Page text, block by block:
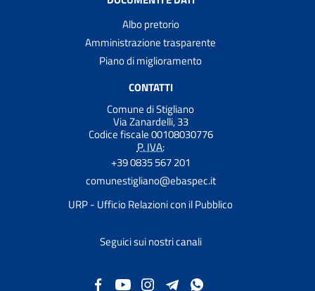
Albo pretorio
Amministrazione trasparente
Piano di miglioramento
CONTATTI
Comune di Stigliano
Via Zanardelli, 33
Codice fiscale 00108030776
P. IVA:
+39 0835 567 201
comunestigliano@ebaspec.it
URP - Ufficio Relazioni con il Pubblico
Seguici sui nostri canali